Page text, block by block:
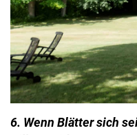
6. Wenn Blätter sich